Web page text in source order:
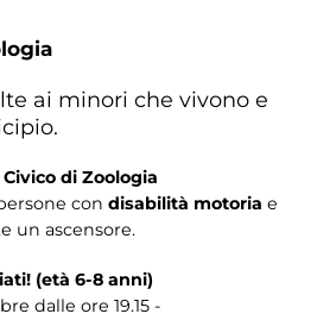
ai minori che vivono e
di Zoologia
con disabilità motoria e
un ascensore.
(età 6-8 anni)
dalle ore 19.15 -